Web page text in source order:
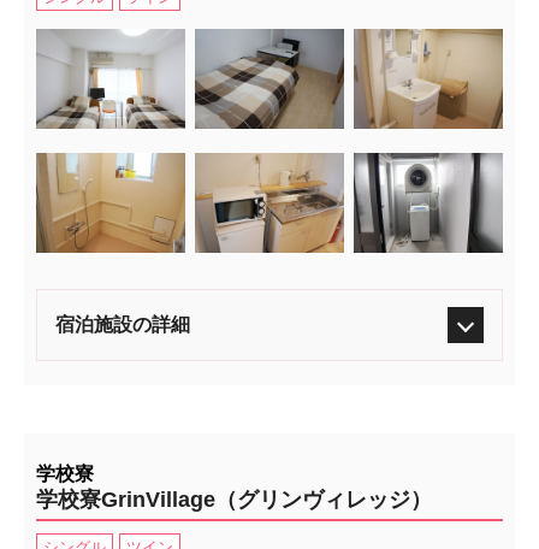
宿泊施設の詳細
学校寮
学校寮GrinVillage（グリンヴィレッジ）